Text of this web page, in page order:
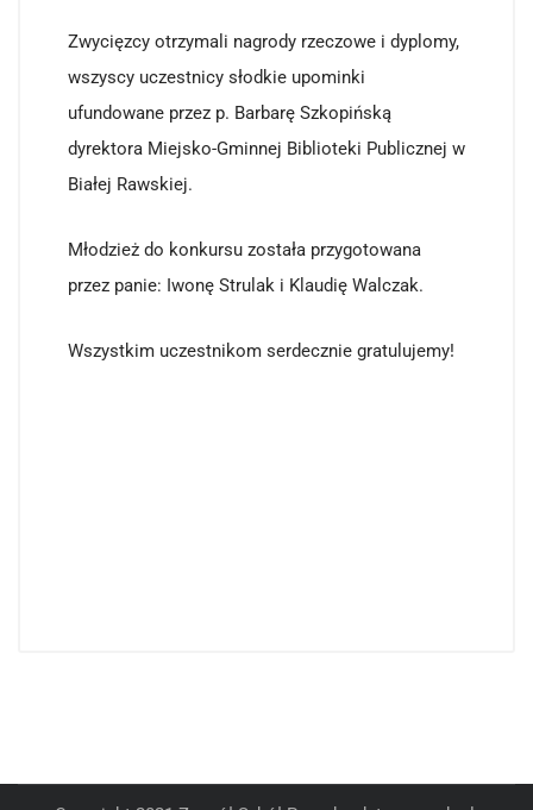
Zwycięzcy otrzymali nagrody rzeczowe i dyplomy,
wszyscy uczestnicy słodkie upominki
ufundowane przez p. Barbarę Szkopińską
dyrektora Miejsko-Gminnej Biblioteki Publicznej w
Białej Rawskiej.
Młodzież do konkursu została przygotowana
przez panie: Iwonę Strulak i Klaudię Walczak.
Wszystkim uczestnikom serdecznie gratulujemy!